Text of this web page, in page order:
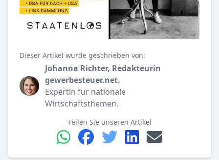
Dieser Artikel wurde geschrieben von:
Johanna Richter, Redakteurin
gewerbesteuer.net.
Expertin für nationale
Wirtschaftsthemen.
Teilen Sie unseren Artikel